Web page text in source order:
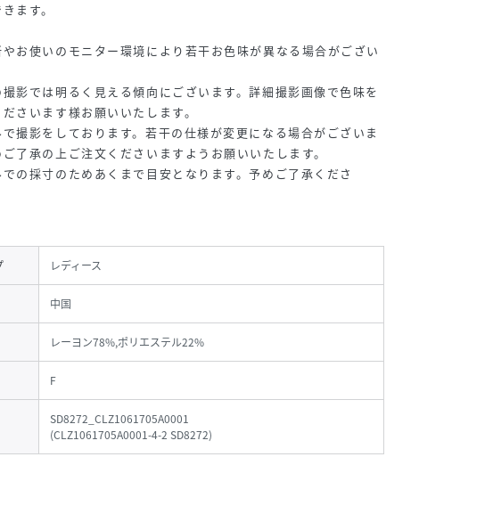
ます。
お使いのモニター環境により若干お色味が異なる場合がござい
影では明るく見える傾向にございます。詳細撮影画像で色味を
さいます様お願いいたします。
撮影をしております。若干の仕様が変更になる場合がございま
了承の上ご注文くださいますようお願いいたします。
の採寸のためあくまで目安となります。予めご了承くださ
レディース
中国
レーヨン78%,ポリエステル22%
F
SD8272_CLZ1061705A0001
(CLZ1061705A0001-4-2 SD8272)